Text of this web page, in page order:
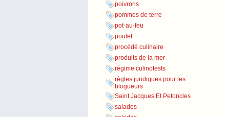
poivrons
pommes de terre
pot-au-feu
poulet
procédé culinaire
produits de la mer
régime culinotests
règles juridiques pour les
blogueurs
Saint Jacques Et Petoncles
salades